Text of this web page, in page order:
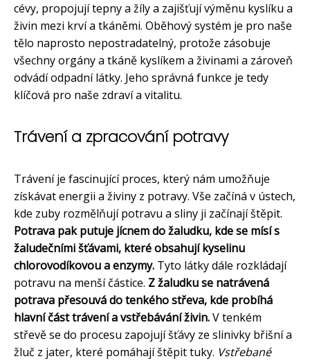
cévy, propojují tepny a žíly a zajišťují výměnu kyslíku a
živin mezi krví a tkáněmi. Oběhový systém je pro naše
tělo naprosto nepostradatelný, protože zásobuje
všechny orgány a tkáně kyslíkem a živinami a zároveň
odvádí odpadní látky. Jeho správná funkce je tedy
klíčová pro naše zdraví a vitalitu.
Trávení a zpracování potravy
Trávení je fascinující proces, který nám umožňuje
získávat energii a živiny z potravy. Vše začíná v ústech,
kde zuby rozmělňují potravu a sliny ji začínají štěpit.
Potrava pak putuje jícnem do žaludku, kde se mísí s
žaludečními šťávami, které obsahují kyselinu
chlorovodíkovou a enzymy. Tyto látky dále rozkládají
potravu na menší částice. Z žaludku se natrávená
potrava přesouvá do tenkého střeva, kde probíhá
hlavní část trávení a vstřebávání živin.V tenkém
střevě se do procesu zapojují šťávy ze slinivky břišní a
žluč z jater, které pomáhají štěpit tuky. Vstřebané